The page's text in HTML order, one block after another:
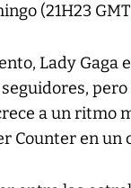
(21H23
Lady Gaga
a un ritmo
Counter en un